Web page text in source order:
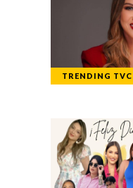
TRENDING TVC